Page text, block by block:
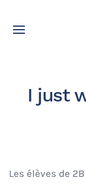
I just
Les élèves de